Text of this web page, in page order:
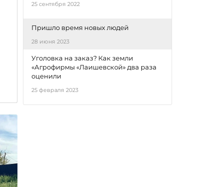
25 сентября 2022
Пришло время новых людей
28 июня 2023
Уголовка на заказ? Как земли
«Агрофирмы «Лаишевской» два раза
оценили
25 февраля 2023